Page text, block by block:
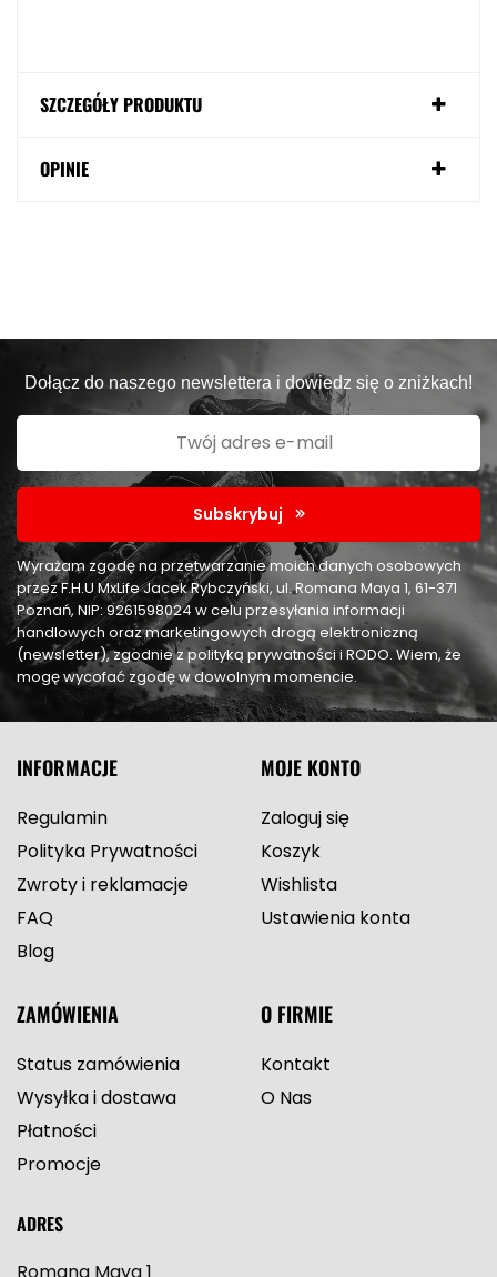
SZCZEGÓŁY PRODUKTU
OPINIE
Dołącz do naszego newslettera i dowiedz się o zniżkach!
Subskrybuj
Wyrażam zgodę na przetwarzanie moich danych osobowych
przez F.H.U MxLife Jacek Rybczyński, ul. Romana Maya 1, 61-371
Poznań, NIP: 9261598024 w celu przesyłania informacji
handlowych oraz marketingowych drogą elektroniczną
(newsletter), zgodnie z polityką prywatności i RODO. Wiem, że
mogę wycofać zgodę w dowolnym momencie.
INFORMACJE
Regulamin
Polityka Prywatności
Zwroty i reklamacje
FAQ
Blog
MOJE KONTO
Zaloguj się
Koszyk
Wishlista
Ustawienia konta
ZAMÓWIENIA
Status zamówienia
Wysyłka i dostawa
Płatności
Promocje
O FIRMIE
Kontakt
O Nas
ADRES